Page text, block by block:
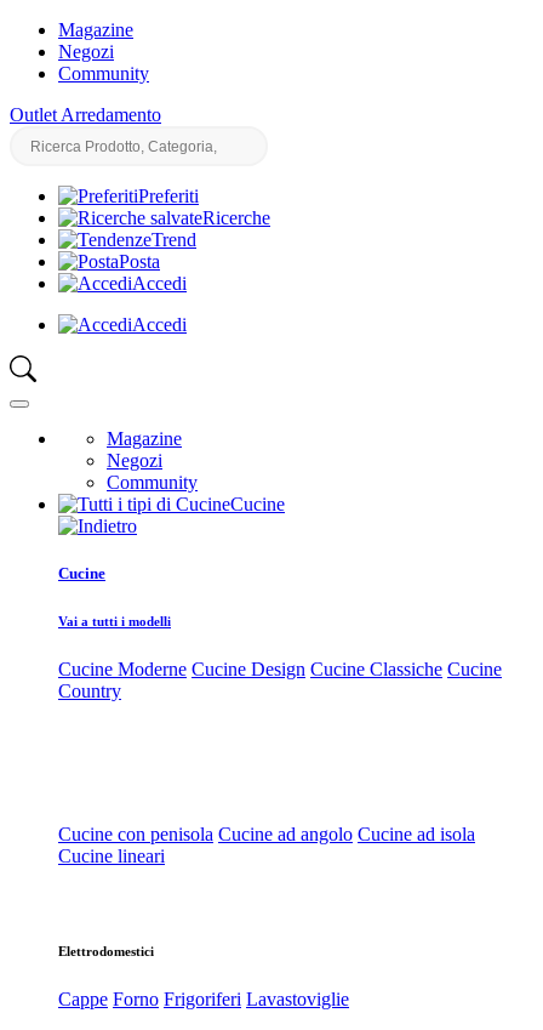
Magazine
Negozi
Community
Outlet Arredamento
Preferiti
Ricerche
Trend
Posta
Accedi
Accedi
Magazine
Negozi
Community
Cucine
Cucine
Vai a tutti i modelli
Cucine Moderne Cucine Design Cucine Classiche Cucine
Country
Cucine con penisola Cucine ad angolo Cucine ad isola
Cucine lineari
Elettrodomestici
Cappe Forno Frigoriferi Lavastoviglie